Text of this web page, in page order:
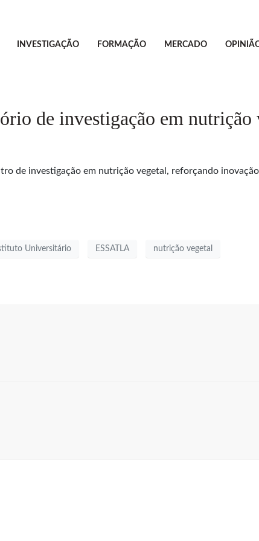
INVESTIGAÇÃO FORMAÇÃO MERCADO
de investigação em nutrição
de investigação em nutrição vegetal, reforçando inovação
Universitário ESSATLA nutrição vegetal